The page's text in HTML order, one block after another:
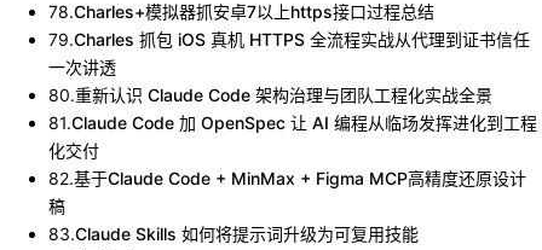
78.Charles+模拟器抓安卓7以上https接口过程总结
79.Charles 抓包 iOS 真机 HTTPS 全流程实战从代理到证书信任
一次讲透
80.重新认识 Claude Code 架构治理与团队工程化实战全景
81.Claude Code 加 OpenSpec 让 AI 编程从临场发挥进化到工程
化交付
82.基于Claude Code + MinMax + Figma MCP高精度还原设计
稿
83.Claude Skills 如何将提示词升级为可复用技能